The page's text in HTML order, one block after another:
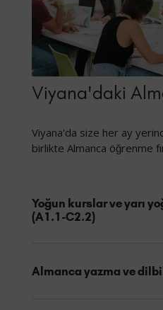
Viyana'daki
Viyana'da size her ay
birlikte Almanca öğrenme
Yoğun kurslar ve yarı
(A1.1-C2.2)
Almanca yazma ve